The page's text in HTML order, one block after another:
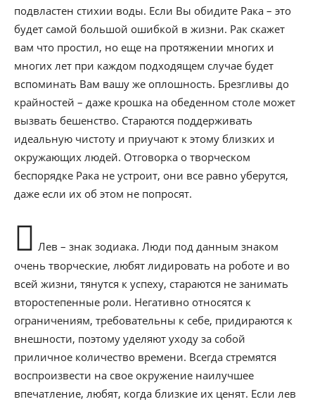
подвластен стихии воды. Если Вы обидите Рака – это
будет самой большой ошибкой в жизни. Рак скажет
вам что простил, но еще на протяжении многих и
многих лет при каждом подходящем случае будет
вспоминать Вам вашу же оплошность. Брезгливы до
крайностей – даже крошка на обеденном столе может
вызвать бешенство. Стараются поддерживать
идеальную чистоту и приучают к этому близких и
окружающих людей. Отговорка о творческом
беспорядке Рака не устроит, они все равно уберутся,
даже если их об этом не попросят.
Лев – знак зодиака. Люди под данным знаком
очень творческие, любят лидировать на роботе и во
всей жизни, тянутся к успеху, стараются не занимать
второстепенные роли. Негативно относятся к
ограничениям, требовательны к себе, придираются к
внешности, поэтому уделяют уходу за собой
приличное количество времени. Всегда стремятся
воспроизвести на свое окружение наилучшее
впечатление, любят, когда близкие их ценят. Если лев